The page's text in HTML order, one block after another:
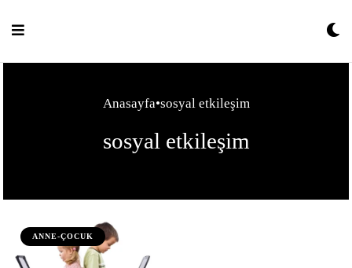
Anasayfa•sosyal etkileşim
sosyal etkileşim
ANNE-ÇOCUK